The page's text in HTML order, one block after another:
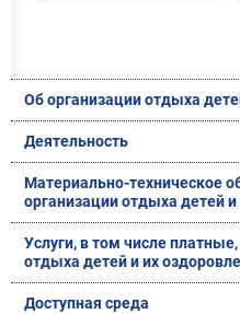
Об организации отдыха
Деятельность
Материально-техническое
организации отдыха детей
Услуги, в том числе
отдыха детей и их
Доступная среда